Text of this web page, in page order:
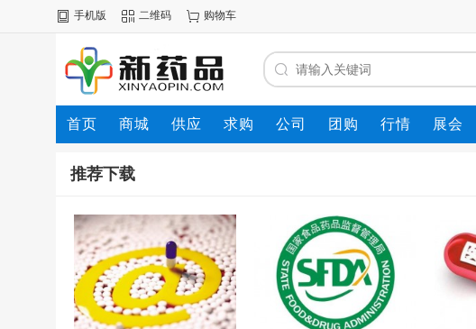
手机版 二维码 购物车
首页 商城 供应 求购 公司 团购 行情 展会
推荐下载